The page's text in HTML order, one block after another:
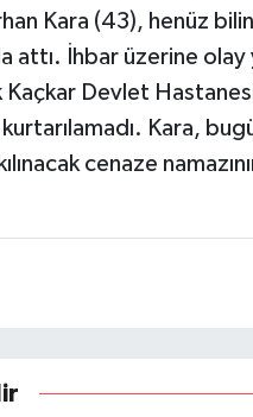
Kara (43), henüz
attı. İhbar üzerine olay
Devlet
Kara,
cenaze